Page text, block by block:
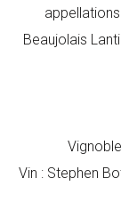
Beaujolais
Vin : Stephen